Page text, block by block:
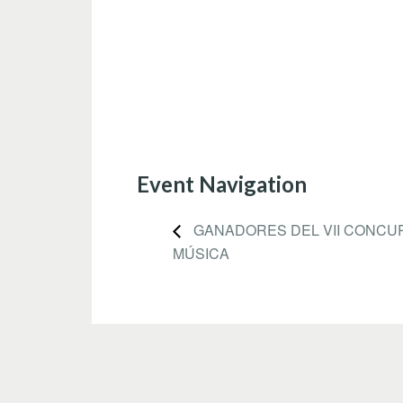
Event Navigation
GANADORES DEL VII
MÚSICA